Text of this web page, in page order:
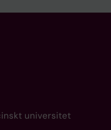
universitet